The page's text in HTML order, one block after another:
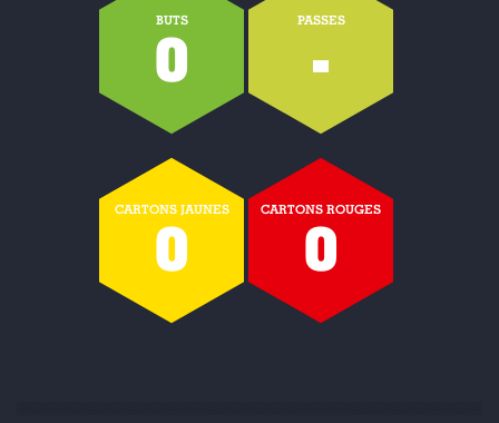
BUTS
0
PASSES
-
CARTONS JAUNES
0
CARTONS ROUGES
0